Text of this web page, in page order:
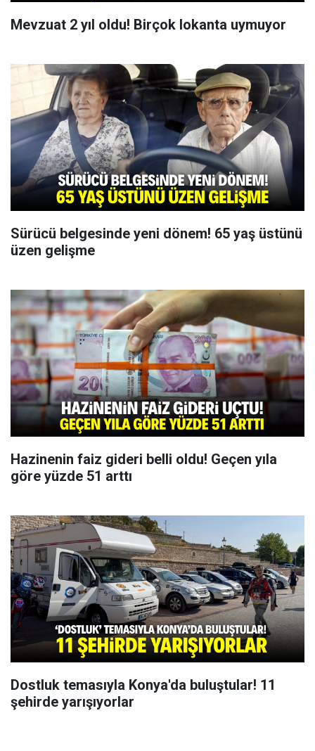
Mevzuat 2 yıl oldu! Birçok lokanta uymuyor
Sürücü belgesinde yeni dönem! 65 yaş üstünü
üzen gelişme
Hazinenin faiz gideri belli oldu! Geçen yıla
göre yüzde 51 arttı
Dostluk temasıyla Konya'da buluştular! 11
şehirde yarışıyorlar